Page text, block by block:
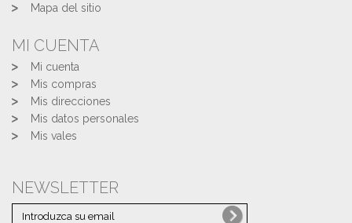
Mapa del sitio
MI CUENTA
Mi cuenta
Mis compras
Mis direcciones
Mis datos personales
Mis vales
NEWSLETTER